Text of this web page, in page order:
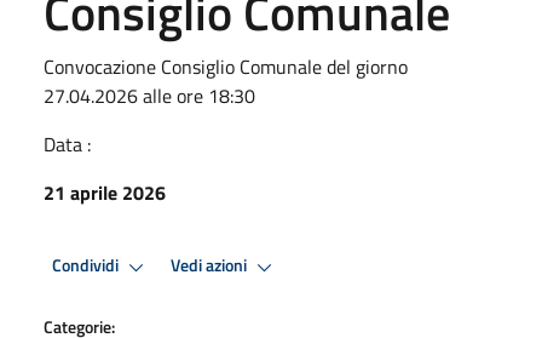
Convocazione Consiglio Comunale del giorno
27.04.2026 alle ore 18:30
Data :
21 aprile 2026
Condividi Vedi azioni
Categorie: